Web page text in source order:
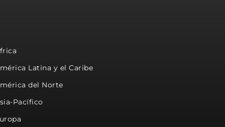
Latina y el Caribe
del Norte
Pacífico